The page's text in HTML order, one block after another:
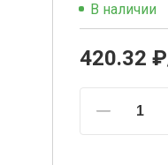
В наличии
420.32